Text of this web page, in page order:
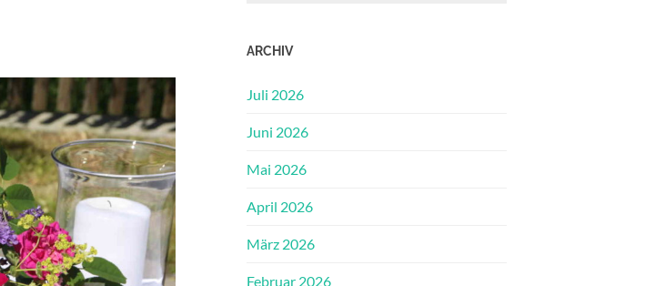
ARCHIV
Juli 2026
Juni 2026
Mai 2026
April 2026
März 2026
Februar 2026